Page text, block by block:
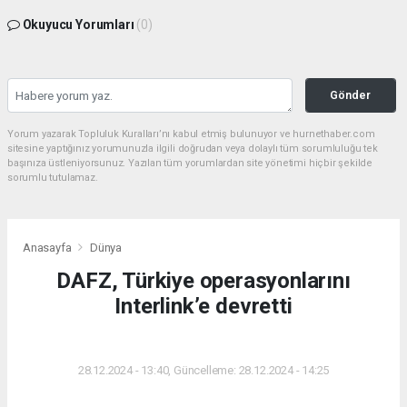
Okuyucu Yorumları (0)
Gönder
Yorum yazarak Topluluk Kuralları’nı kabul etmiş bulunuyor ve hurnethaber.com
sitesine yaptığınız yorumunuzla ilgili doğrudan veya dolaylı tüm sorumluluğu tek
başınıza üstleniyorsunuz. Yazılan tüm yorumlardan site yönetimi hiçbir şekilde
sorumlu tutulamaz.
Anasayfa Dünya
DAFZ, Türkiye operasyonlarını
Interlink’e devretti
28.12.2024 - 13:40, Güncelleme: 28.12.2024 - 14:25